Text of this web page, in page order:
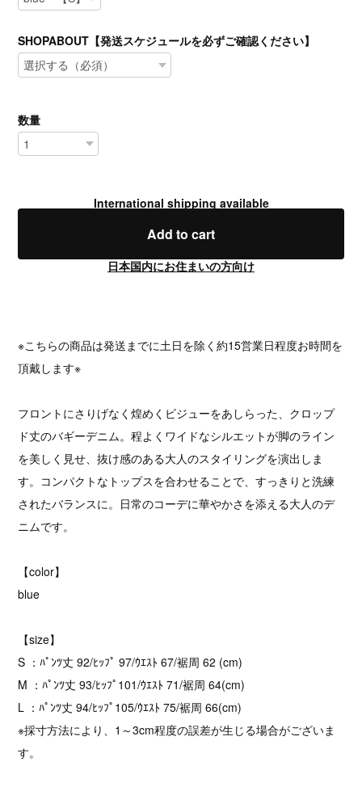
SHOPABOUT【発送スケジュールを必ずご確認ください】
数量
International shipping available
Add to cart
日本国内にお住まいの方向け
※こちらの商品は発送までに土日を除く約15営業日程度お時間を
頂戴します※
フロントにさりげなく煌めくビジューをあしらった、クロップ
ド丈のバギーデニム。程よくワイドなシルエットが脚のライン
を美しく見せ、抜け感のある大人のスタイリングを演出しま
す。コンパクトなトップスを合わせることで、すっきりと洗練
されたバランスに。日常のコーデに華やかさを添える大人のデ
ニムです。
【color】
blue
【size】
S ：ﾊﾟﾝﾂ丈 92/ﾋｯﾌﾟ 97/ｳｴｽﾄ 67/裾周 62 (cm)
M ：ﾊﾟﾝﾂ丈 93/ﾋｯﾌﾟ101/ｳｴｽﾄ 71/裾周 64(cm)
L ：ﾊﾟﾝﾂ丈 94/ﾋｯﾌﾟ105/ｳｴｽﾄ 75/裾周 66(cm)
※採寸方法により、1～3cm程度の誤差が生じる場合がございま
す。